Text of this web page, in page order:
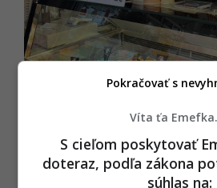
Dal by si si túto
zmrzlinu?
Víta ťa
S cieľom poskytovať
doteraz, podľa zákona
súhlas na:
Pokračovať s